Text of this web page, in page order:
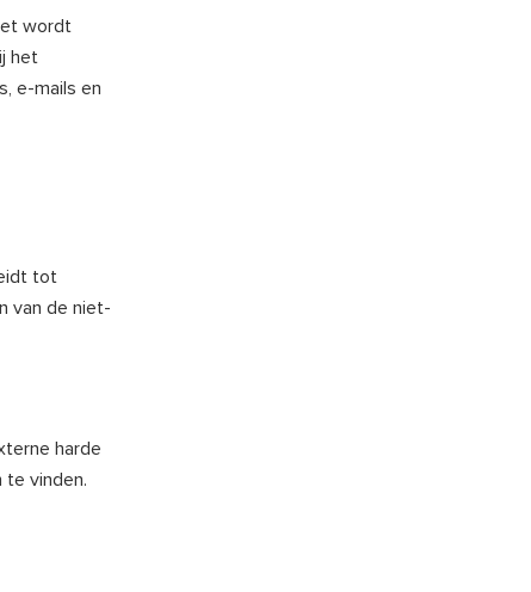
wordt
het
e-mails en
tot
van de niet-
harde
te vinden.